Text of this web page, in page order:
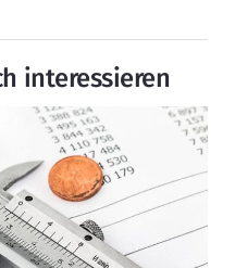
interessieren